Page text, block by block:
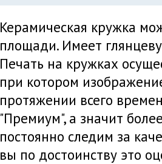
Керамическая кружка
площади. Имеет
Печать на кружках
при котором
протяжении всего
"Премиум", а значит
постоянно следим за
вы по достоинству это